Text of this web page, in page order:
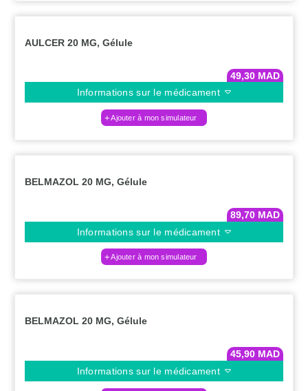
AULCER 20 MG, Gélule
49,30 MAD
Informations sur le médicament
Ajouter à mon simulateur
BELMAZOL 20 MG, Gélule
89,70 MAD
Informations sur le médicament
Ajouter à mon simulateur
BELMAZOL 20 MG, Gélule
45,90 MAD
Informations sur le médicament